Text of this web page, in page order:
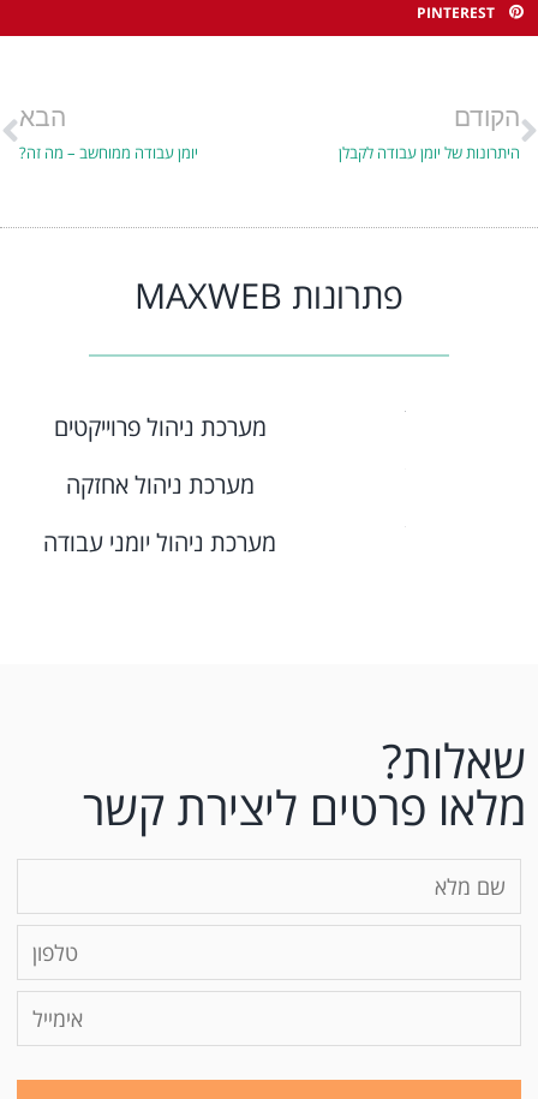
PINTEREST
הקודם
היתרונות של יומן עבודה לקבלן
הבא
יומן עבודה ממוחשב – מה זה?
פתרונות MAXWEB
מערכת ניהול פרוייקטים
מערכת ניהול אחזקה
מערכת ניהול יומני עבודה
שאלות?
מלאו פרטים ליצירת קשר